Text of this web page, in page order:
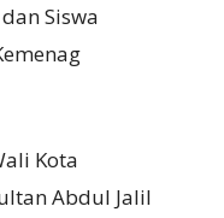
Siswa
Kota
Abdul Jalil